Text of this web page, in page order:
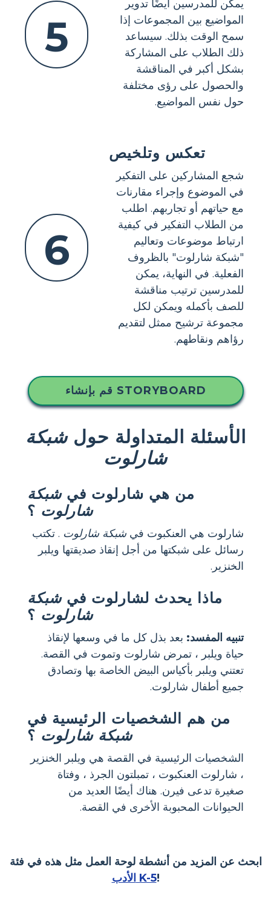
5
يمكن للمدرسين أيضًا تدوير
المواضيع بين المجموعات إذا
سمح الوقت بذلك. سيساعد
ذلك الطلاب على المشاركة
بشكل أكبر في المناقشة
والحصول على رؤى مختلفة
حول نفس المواضيع.
6
تعكس وتلخيص
شجع المشاركين على التفكير
في الموضوع وإجراء مقارنات
مع حياتهم أو تجاربهم. اطلب
من الطلاب التفكير في كيفية
ارتباط موضوعات وتعاليم
"شبكة شارلوت" بالظروف
الفعلية. في النهاية، يمكن
للمدرسين ترتيب مناقشة
للصف بأكمله ويمكن لكل
مجموعة ترشيح ممثل لتقديم
رؤاهم ونقاطهم.
قم بإنشاء STORYBOARD
الأسئلة المتداولة حولشبكة
شارلوت
من هي شارلوت فيشبكة
شارلوت ؟
شارلوت هي العنكبوت في شبكة شارلوت . تكتب
رسائل على شبكتها من أجل إنقاذ صديقتها ويلبر
الخنزير.
ماذا يحدث لشارلوت فيشبكة
شارلوت ؟
تنبيه المفسد: بعد بذل كل ما في وسعها لإنقاذ
حياة ويلبر ، تمرض شارلوت وتموت في القصة.
تعتني ويلبر بأكياس البيض الخاصة بها وتصادق
جميع أطفال شارلوت.
من هم الشخصيات الرئيسية في
شبكة شارلوت ؟
الشخصيات الرئيسية في القصة هي ويلبر الخنزير
، شارلوت العنكبوت ، تمبلتون الجرذ ، وفتاة
صغيرة تدعى فيرن. هناك أيضًا العديد من
الحيوانات المحبوبة الأخرى في القصة.
ابحث عن المزيد من أنشطة لوحة العمل مثل هذه في فئة
الأدب K-5!